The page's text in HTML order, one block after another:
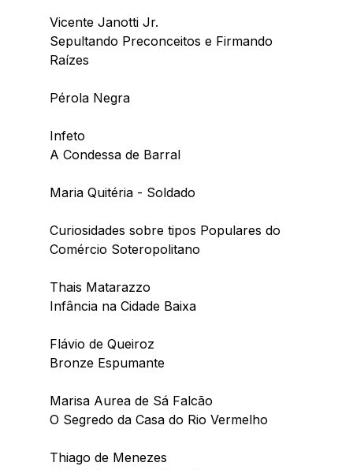
Vicente Janotti Jr.
Sepultando Preconceitos e Firmando
Raízes
Pérola Negra
Infeto
A Condessa de Barral
Maria Quitéria - Soldado
Curiosidades sobre tipos Populares do
Comércio Soteropolitano
Thais Matarazzo
Infância na Cidade Baixa
Flávio de Queiroz
Bronze Espumante
Marisa Aurea de Sá Falcão
O Segredo da Casa do Rio Vermelho
Thiago de Menezes